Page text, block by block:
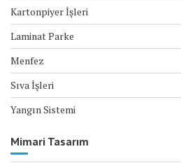
Kartonpiyer İşleri
Laminat Parke
Menfez
Sıva İşleri
Yangın Sistemi
Mimari Tasarım